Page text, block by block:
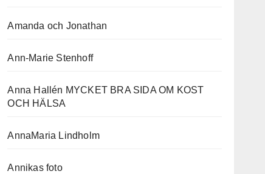
Amanda och Jonathan
Ann-Marie Stenhoff
Anna Hallén MYCKET BRA SIDA OM KOST
OCH HÄLSA
AnnaMaria Lindholm
Annikas foto